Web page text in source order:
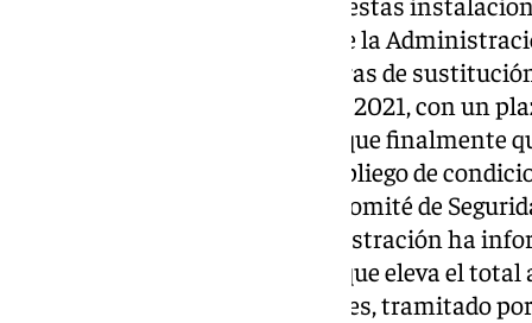
abandono y dejadez por parte de la
licitación para acometer las obras de
presupuesto desactualizado, de 2021, con un
hasta el 22 de marzo de 2024 y que finalmente
previsible cuando se elaboró el pliego de
miércoles, en una reunión del Comité de
territorial de Justicia, la Administración ha
un aumento de 67.000 euros y que eleva el
presentación termina este jueves, tramitado